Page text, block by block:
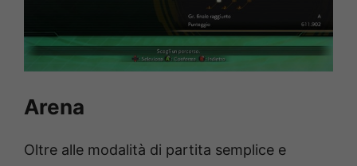
Arena
Oltre alle modalità di partita semplice e